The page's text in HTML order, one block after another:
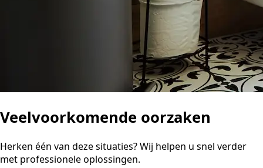
Veelvoorkomende oorzaken
Herken één van deze situaties? Wij helpen u snel verder
met professionele oplossingen.